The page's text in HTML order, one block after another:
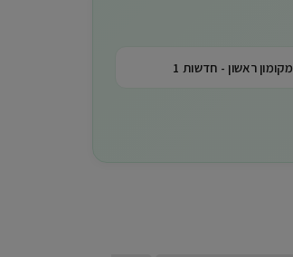
מקומון ראשון - חדשות 1